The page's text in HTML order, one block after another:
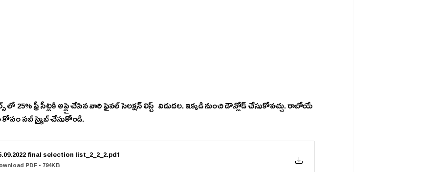
లో 25% ఫ్రీ సీట్లకి అప్లై చేసిన వారి ఫైనల్ సెలక్షన్ లిస్ట్   విడుదల. ఇక్కడి నుంచి డౌన్లోడ్ చేసుకోవచ్చు. రాబోయే
సబ్ స్క్రైబ్ చేసుకోండి.
final selection list_2_2_2.pdf
PDF • 794KB